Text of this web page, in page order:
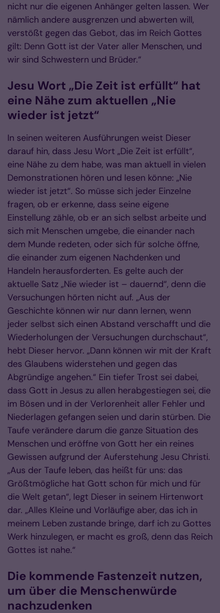
nicht nur die eigenen Anhänger gelten lassen. Wer
nämlich andere ausgrenzen und abwerten will,
verstößt gegen das Gebot, das im Reich Gottes
gilt: Denn Gott ist der Vater aller Menschen, und
wir sind Schwestern und Brüder.“
Jesu Wort „Die Zeit ist erfüllt“ hat
eine Nähe zum aktuellen „Nie
wieder ist jetzt“
In seinen weiteren Ausführungen weist Dieser
darauf hin, dass Jesu Wort „Die Zeit ist erfüllt“,
eine Nähe zu dem habe, was man aktuell in vielen
Demonstrationen hören und lesen könne: „Nie
wieder ist jetzt“. So müsse sich jeder Einzelne
fragen, ob er erkenne, dass seine eigene
Einstellung zähle, ob er an sich selbst arbeite und
sich mit Menschen umgebe, die einander nach
dem Munde redeten, oder sich für solche öffne,
die einander zum eigenen Nachdenken und
Handeln herausforderten. Es gelte auch der
aktuelle Satz „Nie wieder ist – dauernd“, denn die
Versuchungen hörten nicht auf. „Aus der
Geschichte können wir nur dann lernen, wenn
jeder selbst sich einen Abstand verschafft und die
Wiederholungen der Versuchungen durchschaut“,
hebt Dieser hervor. „Dann können wir mit der Kraft
des Glaubens widerstehen und gegen das
Abgründige angehen.“ Ein tiefer Trost sei dabei,
dass Gott in Jesus zu allen herabgestiegen sei, die
im Bösen und in der Verlorenheit aller Fehler und
Niederlagen gefangen seien und darin stürben. Die
Taufe verändere darum die ganze Situation des
Menschen und eröffne von Gott her ein reines
Gewissen aufgrund der Auferstehung Jesu Christi.
„Aus der Taufe leben, das heißt für uns: das
Größtmögliche hat Gott schon für mich und für
die Welt getan“, legt Dieser in seinem Hirtenwort
dar. „Alles Kleine und Vorläufige aber, das ich in
meinem Leben zustande bringe, darf ich zu Gottes
Werk hinzulegen, er macht es groß, denn das Reich
Gottes ist nahe.“
Die kommende Fastenzeit nutzen,
um über die Menschenwürde
nachzudenken